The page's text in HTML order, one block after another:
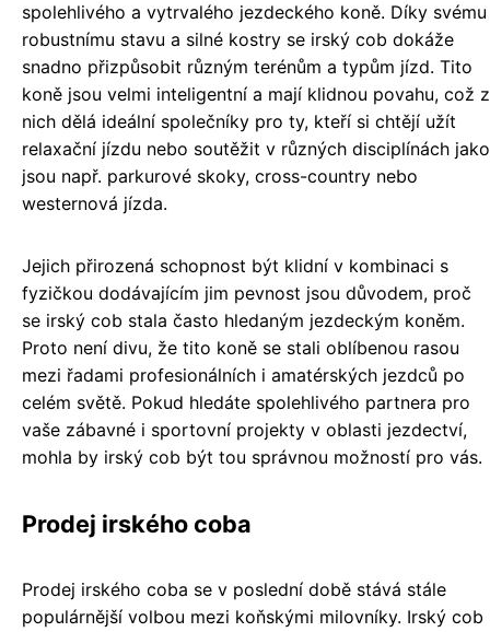
spolehlivého a vytrvalého jezdeckého koně. Díky svému
robustnímu stavu a silné kostry se irský cob dokáže
snadno přizpůsobit různým terénům a typům jízd. Tito
koně jsou velmi inteligentní a mají klidnou povahu, což z
nich dělá ideální společníky pro ty, kteří si chtějí užít
relaxační jízdu nebo soutěžit v různých disciplínách jako
jsou např. parkurové skoky, cross-country nebo
westernová jízda.
Jejich přirozená schopnost být klidní v kombinaci s
fyzičkou dodávajícím jim pevnost jsou důvodem, proč
se irský cob stala často hledaným jezdeckým koněm.
Proto není divu, že tito koně se stali oblíbenou rasou
mezi řadami profesionálních i amatérských jezdců po
celém světě. Pokud hledáte spolehlivého partnera pro
vaše zábavné i sportovní projekty v oblasti jezdectví,
mohla by irský cob být tou správnou možností pro vás.
Prodej irského coba
Prodej irského coba se v poslední době stává stále
populárnější volbou mezi koňskými milovníky. Irský cob